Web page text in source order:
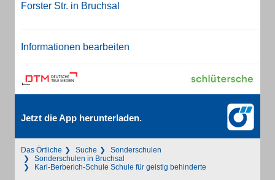
Forster Str. in Bruchsal
Informationen bearbeiten
Jetzt die App herunterladen.
Das Örtliche Suche
Sonderschulen
Sonderschulen in Bruchsal
Karl-Berberich-Schule Schule für geistig behinderte